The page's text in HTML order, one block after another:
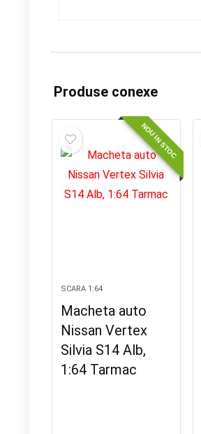
Produse conexe
NOU IN STOC
SCARA 1:64
Macheta auto
Nissan Vertex
Silvia S14 Alb,
1:64 Tarmac